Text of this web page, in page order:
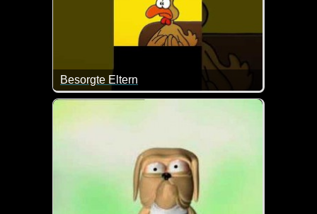
Besorgte Eltern
Man muss ja schon mal mit den Kindern drüber